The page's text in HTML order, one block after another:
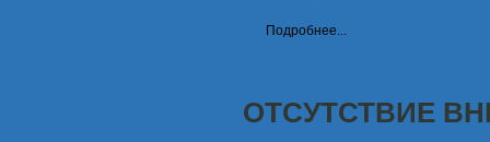
Подробнее...
ОТСУТСТВИЕ